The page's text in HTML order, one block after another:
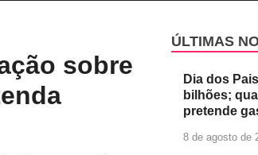
sobre
ÚLTIMAS
Dia dos
bilhões;
pretende
8 de agosto de